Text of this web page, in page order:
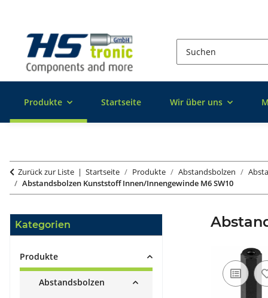
Produkte Startseite Wir über uns
Zurück zur Liste Startseite Produkte Abstandsbolzen
Abstandsbolzen Kunststoff Innen/Innengewinde M6 SW10
Kategorien
Produkte
Abstandsbolzen